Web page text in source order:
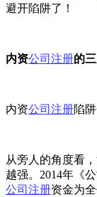
避开陷阱了！
内资公司注册的
内资公司注册陷
从旁人的角度看
越强。2014年《
公司注册资金为